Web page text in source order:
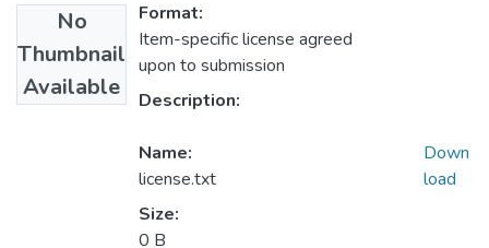
No
Thumbnail
Available
Format:
Item-specific license agreed
upon to submission
Description:
Name:
license.txt
Size:
0 B
Down
load